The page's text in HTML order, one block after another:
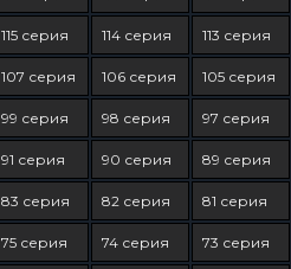
115 серия 114 серия 113 серия
107 серия 106 серия 105 серия
99 серия 98 серия 97 серия
91 серия 90 серия 89 серия
83 серия 82 серия 81 серия
75 серия 74 серия 73 серия